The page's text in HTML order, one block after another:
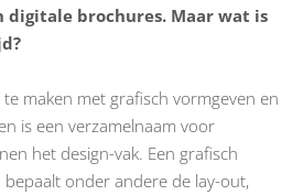
digitale brochures. Maar wat is
te maken met grafisch vormgeven en
is een verzamelnaam voor
het design-vak. Een grafisch
onder andere de lay-out,